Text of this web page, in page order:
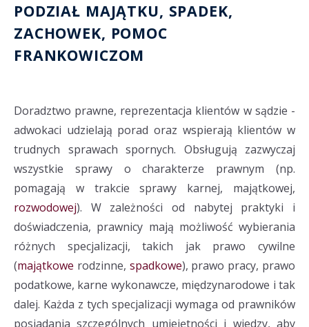
PODZIAŁ MAJĄTKU, SPADEK,
ZACHOWEK, POMOC
FRANKOWICZOM
Doradztwo prawne, reprezentacja klientów w sądzie -
adwokaci udzielają porad oraz wspierają klientów w
trudnych sprawach spornych. Obsługują zazwyczaj
wszystkie sprawy o charakterze prawnym (np.
pomagają w trakcie sprawy karnej, majątkowej,
rozwodowej). W zależności od nabytej praktyki i
doświadczenia, prawnicy mają możliwość wybierania
różnych specjalizacji, takich jak prawo cywilne
(majątkowe rodzinne, spadkowe), prawo pracy, prawo
podatkowe, karne wykonawcze, międzynarodowe i tak
dalej. Każda z tych specjalizacji wymaga od prawników
posiadania szczególnych umiejętności i wiedzy, aby